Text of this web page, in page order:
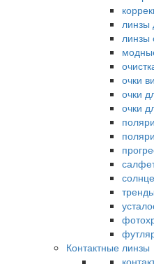
линзы
линзы
очки
очки
очки
Контактные линзы